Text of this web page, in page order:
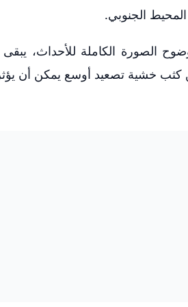
الجنوبي.
الصورة الكاملة للأحداث،
خشية تصعيد أوسع يمكن أن يؤثر